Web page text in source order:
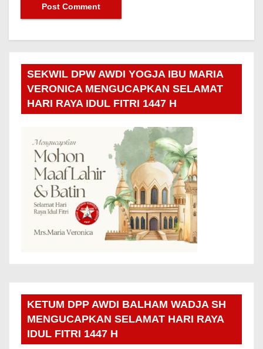
SEKWIL DPW AWDI YOGJA IBU MARIA
VERONICA MENGUCAPKAN SELAMAT
HARI RAYA IDUL FITRI 1447 H
KETUM DPP AWDI BALHAM WADJA SH
MENGUCAPKAN SELAMAT HARI RAYA
IDUL FITRI 1447 H